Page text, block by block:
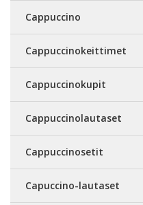
Cappuccino
Cappuccinokeittimet
Cappuccinokupit
Cappuccinolautaset
Cappuccinosetit
Capuccino-lautaset